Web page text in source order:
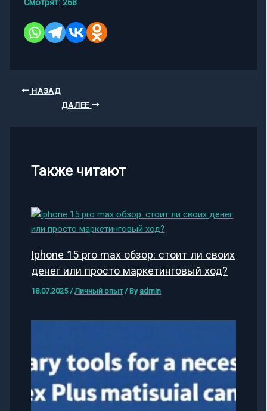
Смотрят: 268
НАЗАД
ДАЛЕЕ
Также читают
Iphone 15 pro max обзор: стоит ли своих
денег или просто маркетинговый ход?
18.07.2025 /Личный опыт/ By admin